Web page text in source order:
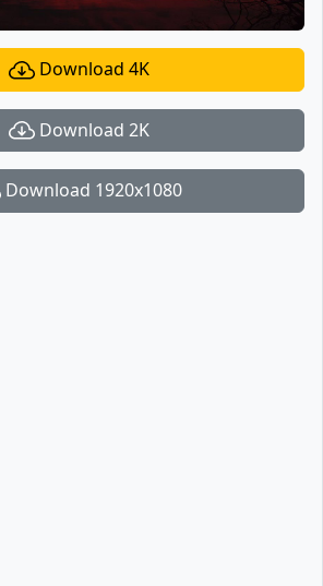
Download 4K
Download 2K
Download 1920x1080